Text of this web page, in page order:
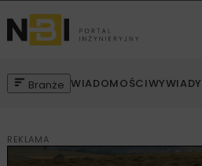
Branże WIADOMOŚCIWYWIADY
REKLAMA